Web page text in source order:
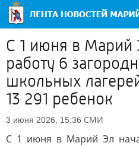
С 1 июня в Марий
работу 6
школьных
13 291 ребенок
3 июня 2026, 15:36 СМИ
С 1 июня в Марий Эл